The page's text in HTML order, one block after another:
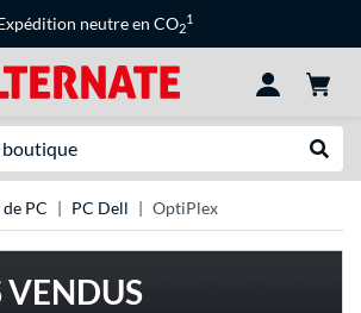
neutre en CO2
1
PC PC Dell OptiPlex
VENDUS